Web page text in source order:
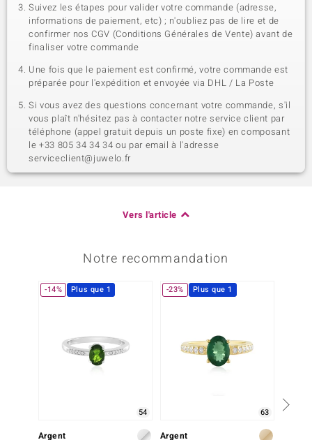
Suivez les étapes pour valider votre commande (adresse,
informations de paiement, etc) ; n'oubliez pas de lire et de
confirmer nos CGV (Conditions Générales de Vente) avant de
finaliser votre commande
Une fois que le paiement est confirmé, votre commande est
préparée pour l'expédition et envoyée via DHL / La Poste
Si vous avez des questions concernant votre commande, s'il
vous plaît n'hésitez pas à contacter notre service client par
téléphone (appel gratuit depuis un poste fixe) en composant
le +33 805 34 34 34 ou par email à l'adresse
serviceclient@juwelo.fr
Vers l'article
Notre recommandation
-14% Plus que 1
54
Argent
-23% Plus que 1
63
Argent